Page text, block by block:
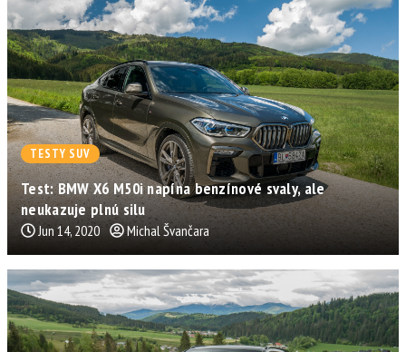
TESTY SUV
Test: BMW X6 M50i napína benzínové svaly, ale
neukazuje plnú silu
Jun 14, 2020 Michal Švančara